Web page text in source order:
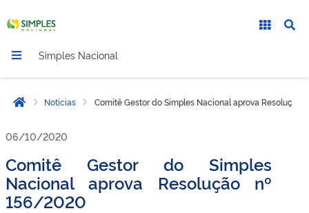
Simples Nacional
Página inicial
Notícias Comitê Gestor do Simples Nacional aprova Resolução
06/10/2020
Comitê Gestor do Simples
Nacional aprova Resolução nº
156/2020